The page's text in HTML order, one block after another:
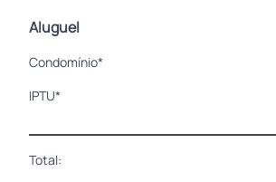
Aluguel
Condomínio*
IPTU*
Total: